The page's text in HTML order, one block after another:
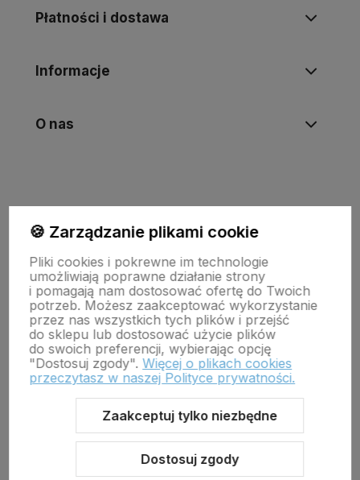
Płatności i dostawa
Informacje
O nas
Wojewódzki Inspektorat Weterynarii w Zielonej Górze
ul. Botaniczna 14 65-306 Zielona Góra
tel. 68 453 73 00 tel. 68 453 73 01
email:zielonagora.wiw@wet.zgora.pl
GŁÓWNY INSPEKTORAT WETERYNARII
🍪 Zarządzanie plikami cookie
Pliki cookies i pokrewne im technologie
umożliwiają poprawne działanie strony
i pomagają nam dostosować ofertę do Twoich
potrzeb. Możesz zaakceptować wykorzystanie
przez nas wszystkich tych plików i przejść
do sklepu lub dostosować użycie plików
do swoich preferencji, wybierając opcję
"Dostosuj zgody". Więcej o plikach cookies
przeczytasz w naszej Polityce prywatności.
Zaakceptuj tylko niezbędne
Dostosuj zgody